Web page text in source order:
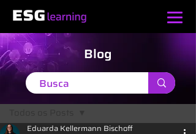
Eduarda Kellermann Bischoff
Blog